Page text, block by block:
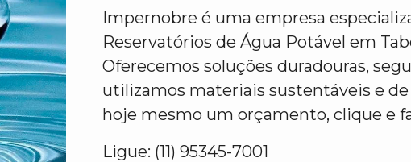
Impernobre é uma empresa
Reservatórios de Água Potável em
Oferecemos soluções duradouras,
utilizamos materiais sustentáveis e
hoje mesmo um orçamento, clique e
Ligue: (11) 95345-7001